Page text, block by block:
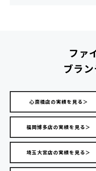
ファ
ブラ
心斎橋店の実績を見る＞
福岡博多店の実績を見る＞
埼玉大宮店の実績を見る＞